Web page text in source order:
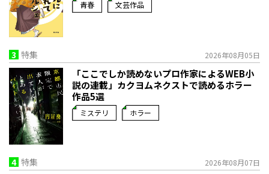
青春 文芸作品
3 特集 2026年08月05日
「ここでしか読めないプロ作家によるWEB小
説の連載」――カクヨムネクストで読めるホラー
作品5選
ミステリ ホラー
4 特集 2026年08月07日